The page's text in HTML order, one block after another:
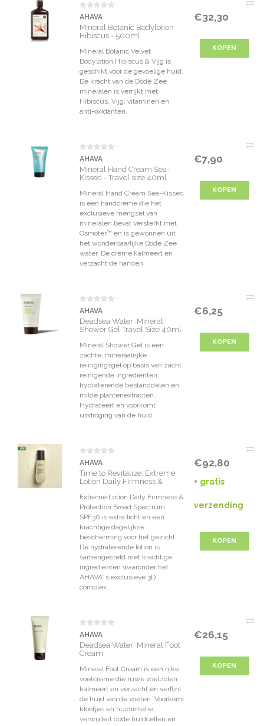
AHAVA
Mineral Botanic Bodylotion
Hibiscus - 500ml
Mineral Botanic Velvet
Bodylotion Hibiscus & Vijg is
geschikt voor de gevoelige huid.
De kracht van de Dode Zee
mineralen is verrijkt met
Hibiscus, Vijg, vitaminen en
anti-oxidanten.
€32,30
KOPEN
AHAVA
Mineral Hand Cream Sea-
Kissed - Travel size 40ml
Mineral Hand Cream Sea-Kissed
is een handcrème die het
exclusieve mengsel van
mineralen bevat versterkt met
Osmoter™ en is gewonnen uit
het wonderbaarlijke Dode Zee
water. De crème kalmeert en
verzacht de handen.
€7,90
KOPEN
AHAVA
Deadsea Water: Mineral
Shower Gel Travel Size 40ml
Mineral Shower Gel is een
zachte, mineraalrijke
reinigingsgel op basis van zacht
reinigende ingrediënten,
hydraterende bestanddelen en
milde plantenextracten.
Hydrateert en voorkomt
uitdroging van de huid.
€6,25
KOPEN
AHAVA
Time to Revitalize: Extreme
Lotion Daily Firmness &
SPF30
Extreme Lotion Daily Firmness &
Protection Broad Spectrum
SPF30 is extra licht en een
krachtige dagelijkse
bescherming voor het gezicht.
De hydraterende lotion is
samengesteld met krachtige
ingrediënten waaronder het
AHAVA' s exclusieve 3D
complex.
€92,80
+ gratis
verzending
KOPEN
AHAVA
Deadsea Water: Mineral Foot
Cream
Mineral Foot Cream is een rijke
voetcrème die ruwe voetzolen
kalmeert en verzacht en verfijnt
de huid van de voeten. Voorkomt
kloofjes en huidirritatie,
verwijdert dode huidcellen en
€26,15
KOPEN